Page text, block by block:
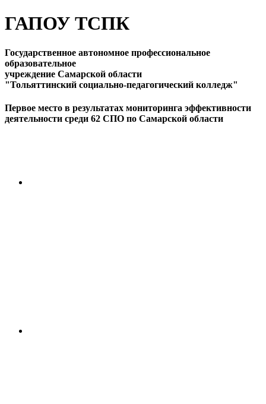
ГАПОУ ТСПК
Государственное автономное профессиональное
образовательное
учреждение Самарской области
"Тольяттинский социально-педагогический колледж"
Первое место в результатах мониторинга эффективности
деятельности среди 62 СПО по Самарской области